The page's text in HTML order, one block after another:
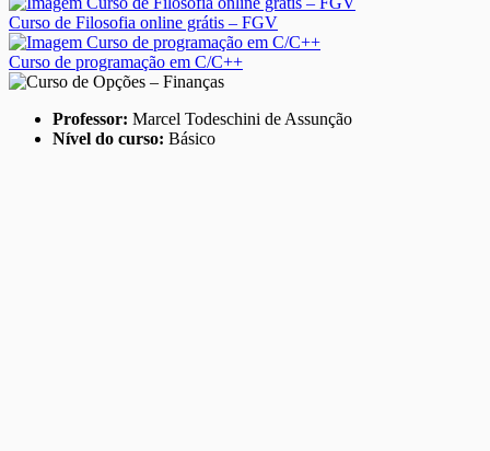
Curso de Filosofia online grátis – FGV
Curso de programação em C/C++
Professor: Marcel Todeschini de Assunção
Nível do curso: Básico